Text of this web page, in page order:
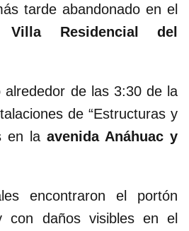
tarde abandonado en el
Villa Residencial del
alrededor de las 3:30 de la
de “Estructuras y
en la avenida Anáhuac y
encontraron el portón
con daños visibles en el